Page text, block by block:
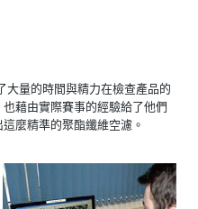
大量的時間與精力在檢查產品的
藉由實際賽事的經驗給了他們
麼精準的聚酯纖維空濾。